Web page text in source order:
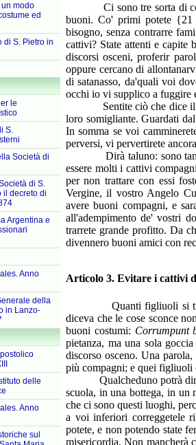
modo
ed
di S. Pietro in
le
S.
Società di
di S.
il decreto di
Argentina e
Anno
della
in Lanzo-
delle
Anno
sul
Ci sono tre sorta di
buoni. Co' primi potete {21
bisogno, senza contrarre
cattivi? State attenti e capite
discorsi osceni, proferir
oppure cercano di
di satanasso, da'quali voi
occhi io vi supplico a fuggire
Sentite ciò che dice il
loro somigliante. Guardati
In somma se voi
perversi, vi pervertirete
Dirà taluno: sono tanti i
essere molti i cattivi
per non trattare con essi
Vergine, il vostro Angelo
avere buoni compagni, e
all'adempimento de' vostri
trarrete grande profitto. Da
divennero buoni amici con
Articolo 3. Evitare i cattivi
Quanti figliuoli si
diceva che le cose sconce
buoni costumi: Corrumpunt
pietanza, ma una sola
discorso osceno. Una
più compagni; e quei figliuoli
Qualcheduno potrà dire:
scuola, in una bottega, in un
che ci sono questi luoghi,
a voi inferiori correggetele
potete, e non potendo state
misericordia. Non mancherà